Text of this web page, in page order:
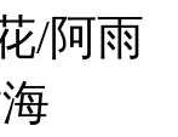
/阿雨